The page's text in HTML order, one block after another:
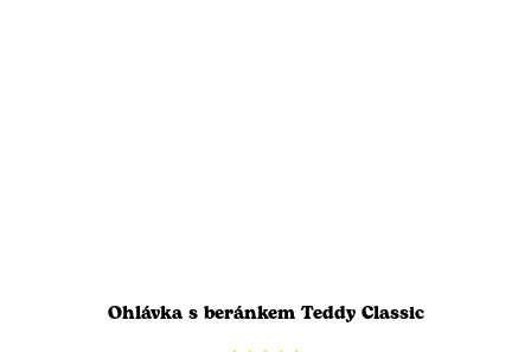
Ohlávka s beránkem Teddy Classic